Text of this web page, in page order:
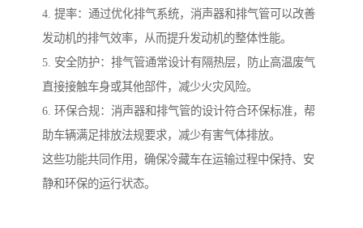
4. 提率：通过优化排气系统，消声器和排气管可以改善
发动机的排气效率，从而提升发动机的整体性能。
5. 安全防护：排气管通常设计有隔热层，防止高温废气
直接接触车身或其他部件，减少火灾风险。
6. 环保合规：消声器和排气管的设计符合环保标准，帮
助车辆满足排放法规要求，减少有害气体排放。
这些功能共同作用，确保冷藏车在运输过程中保持、安
静和环保的运行状态。